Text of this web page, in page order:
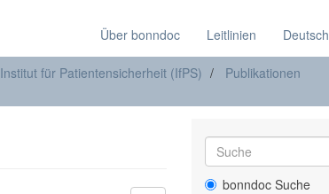
Über bonndoc Leitlinien Deutsch
Institut für Patientensicherheit (IfPS)
Publikationen
bonndoc Suche